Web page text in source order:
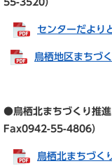
55-3520）
センターだより
鳥栖地区まちづ
●鳥栖北まちづくり推
Fax0942-55-4806）
鳥栖北まちづく